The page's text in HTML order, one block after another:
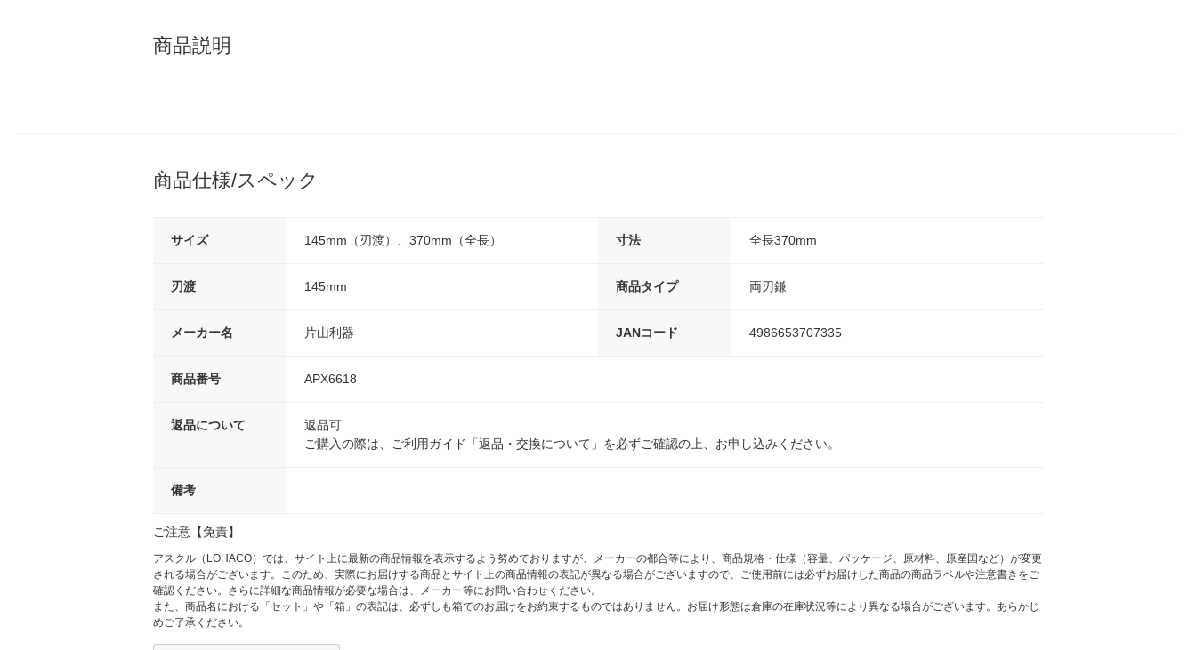
商品説明
商品仕様/スペック
サイズ 145mm（刃渡）、370mm（全長） 寸法 全長370mm
刃渡 145mm 商品タイプ 両刃鎌
メーカー名 片山利器 JANコード 4986653707335
商品番号 APX6618
返品について
返品可
ご購入の際は、ご利用ガイド「返品・交換について」を必ずご確認の上、お申し込みください。
備考
ご注意【免責】
アスクル（LOHACO）では、サイト上に最新の商品情報を表示するよう努めておりますが、メーカーの都合等により、商品規格・仕様（容量、パッケージ、原材料、原産国など）が変更
される場合がございます。このため、実際にお届けする商品とサイト上の商品情報の表記が異なる場合がございますので、ご使用前には必ずお届けした商品の商品ラベルや注意書きをご
確認ください。さらに詳細な商品情報が必要な場合は、メーカー等にお問い合わせください。
また、商品名における「セット」や「箱」の表記は、必ずしも箱でのお届けをお約束するものではありません。お届け形態は倉庫の在庫状況等により異なる場合がございます。あらかじ
めご了承ください。